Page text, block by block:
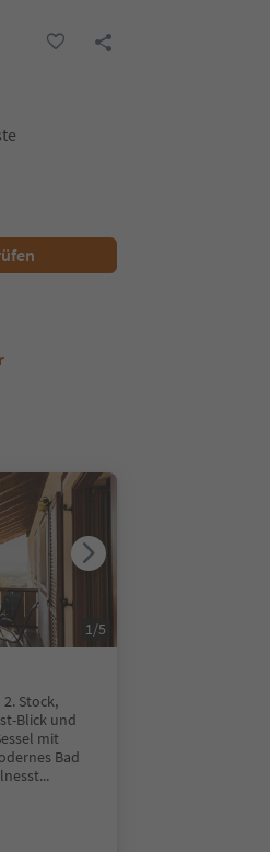
Stock,
Blick und
mit
Bad
...
1/5